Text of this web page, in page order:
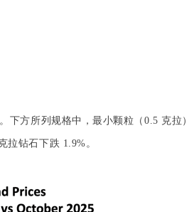
下方所列规格中，最小颗粒（0.5 克拉）
拉钻石下跌 1.9%。